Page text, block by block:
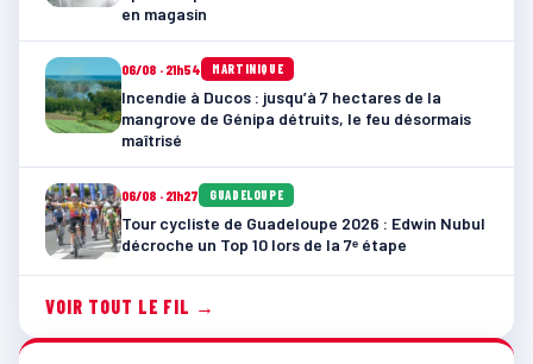
en magasin
06/08 · 21h54 MARTINIQUE
Incendie à Ducos : jusqu’à 7 hectares de la
mangrove de Génipa détruits, le feu désormais
maîtrisé
06/08 · 21h27 GUADELOUPE
Tour cycliste de Guadeloupe 2026 : Edwin Nubul
décroche un Top 10 lors de la 7ᵉ étape
VOIR TOUT LE FIL →